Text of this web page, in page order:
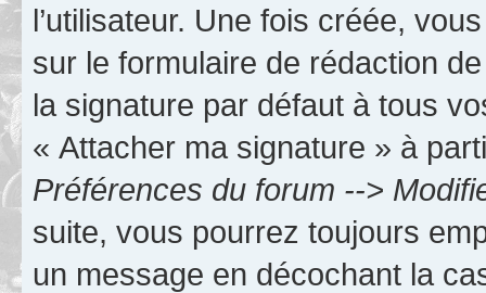
l’utilisateur. Une fois créée,
sur le formulaire de rédaction
la signature par défaut à tous
« Attacher ma signature » à
Préférences du forum -->
suite, vous pourrez toujours
un message en décochant la